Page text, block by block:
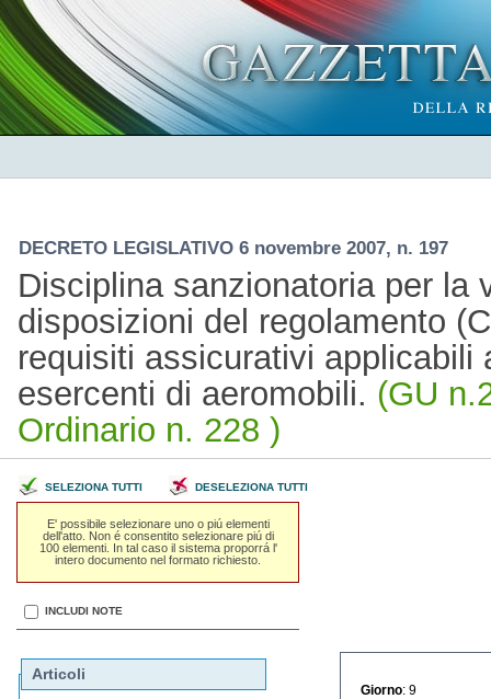
DECRETO LEGISLATIVO 6 novembre 2007, n. 197
Disciplina sanzionatoria per la
disposizioni del regolamento
requisiti assicurativi applicabili
esercenti di aeromobili. (GU
Ordinario n. 228 )
SELEZIONA TUTTI DESELEZIONA TUTTI
E' possibile selezionare uno o piú elementi
dell'atto. Non é consentito selezionare piú di
100 elementi. In tal caso il sistema proporrá l'
intero documento nel formato richiesto.
INCLUDI NOTE
Articoli
Giorno : 9